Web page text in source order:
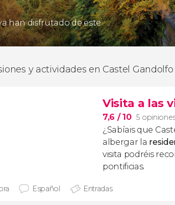
han disfrutado de este
y actividades en Castel Gandolfo
Visita a las
7,6 / 10 5
¿Sabíais que
albergar la
visita podréis
pontificias.
Español Entradas